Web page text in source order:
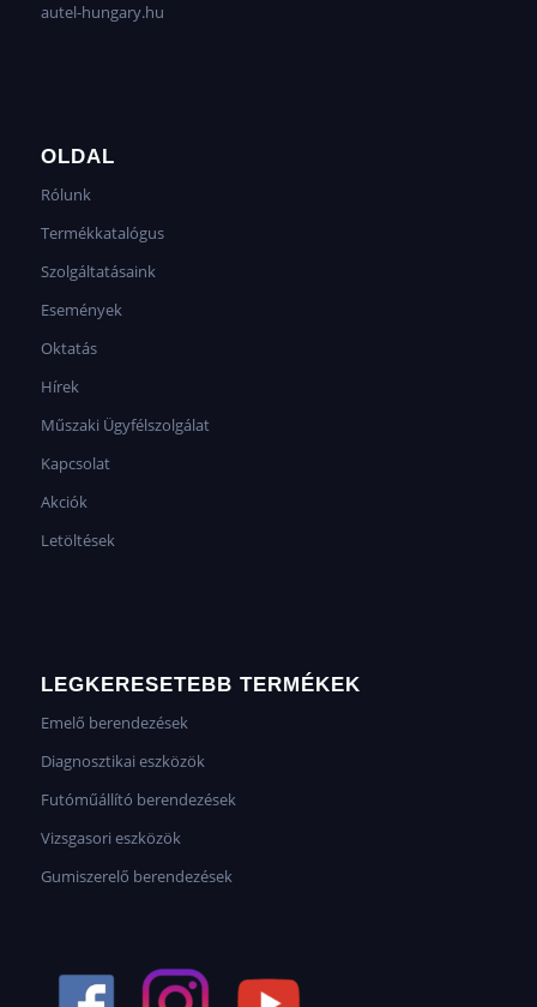
autel-hungary.hu
OLDAL
Rólunk
Termékkatalógus
Szolgáltatásaink
Események
Oktatás
Hírek
Műszaki Ügyfélszolgálat
Kapcsolat
Akciók
Letöltések
LEGKERESETEBB TERMÉKEK
Emelő berendezések
Diagnosztikai eszközök
Futóműállító berendezések
Vizsgasori eszközök
Gumiszerelő berendezések